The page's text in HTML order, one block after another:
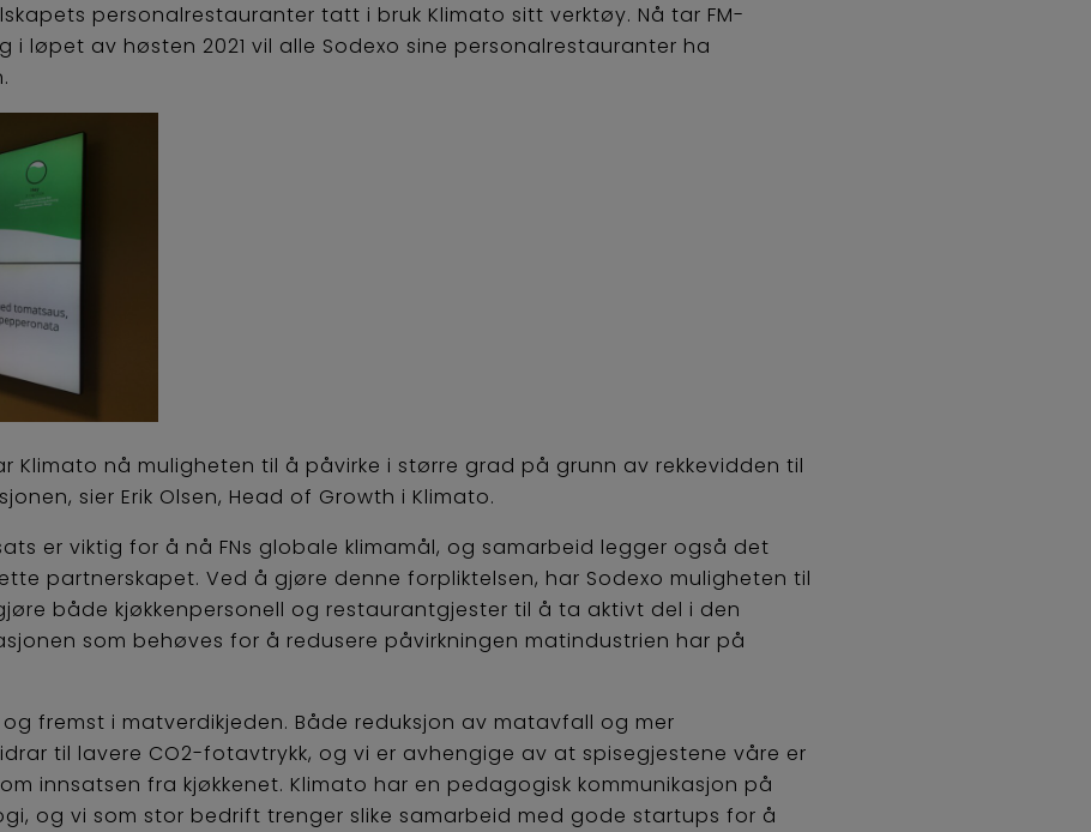
personalrestauranter tatt i bruk Klimato sitt verktøy. Nå tar FM-
i løpet av høsten 2021 vil alle Sodexo sine personalrestauranter ha
Klimato nå muligheten til å påvirke i større grad på grunn av rekkevidden til
sier Erik Olsen, Head of Growth i Klimato.
er viktig for å nå FNs globale klimamål, og samarbeid legger også det
partnerskapet. Ved å gjøre denne forpliktelsen, har Sodexo muligheten til
både kjøkkenpersonell og restaurantgjester til å ta aktivt del i den
som behøves for å redusere påvirkningen matindustrien har på
fremst i matverdikjeden. Både reduksjon av matavfall og mer
til lavere CO2-fotavtrykk, og vi er avhengige av at spisegjestene våre er
innsatsen fra kjøkkenet. Klimato har en pedagogisk kommunikasjon på
og vi som stor bedrift trenger slike samarbeid med gode startups for å